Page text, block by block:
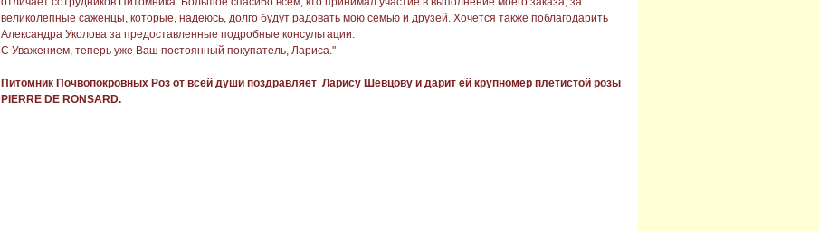
великолепные саженцы, которые, надеюсь, долго будут радовать мою семью и друзей. Хочется также поблагодарить
Александра Уколова за предоставленные подробные консультации.
С Уважением, теперь уже Ваш постоянный покупатель, Лариса."
Питомник Почвопокровных Роз от всей души поздравляет Ларису Шевцову и дарит ей крупномер плетистой розы
PIERRE DE RONSARD.